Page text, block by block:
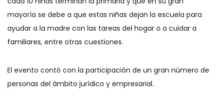
mayoría se debe a que estas niñas dejan la escuela para
ayudar a la madre con las tareas del hogar o a cuidar a
familiares, entre otras cuestiones.
El evento contó con la participación de un gran número de
personas del ámbito jurídico y empresarial.